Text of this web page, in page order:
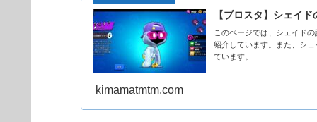
【ブロスタ】シェイ
このページでは、シェイド
紹介しています。また、シ
ています。
kimamatmtm.com